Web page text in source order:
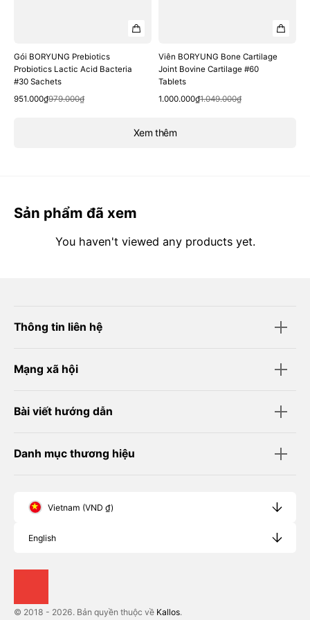
Xem thêm
Gói BORYUNG Prebiotics
Probiotics Lactic Acid Bacteria
#30 Sachets
Sale
951.000₫
Regular
979.000₫
Quick View
Viên BORYUNG Bone Cartilage
Joint Bovine Cartilage #60
Tablets
Sale
1.000.000₫
Regular
1.049.000₫
Quick View
Sản phẩm đã xem
You haven't viewed any products yet.
Thông tin liên hệ
Mạng xã hội
Bài viết hướng dẫn
Danh mục thương hiệu
Vietnam (VND ₫)
English
© 2018 - 2026. Bản quyền thuộc về Kallos.